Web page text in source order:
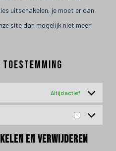
uitschakelen, je moet er dan
site dan mogelijk niet meer
Altijd actief
en verwijderen